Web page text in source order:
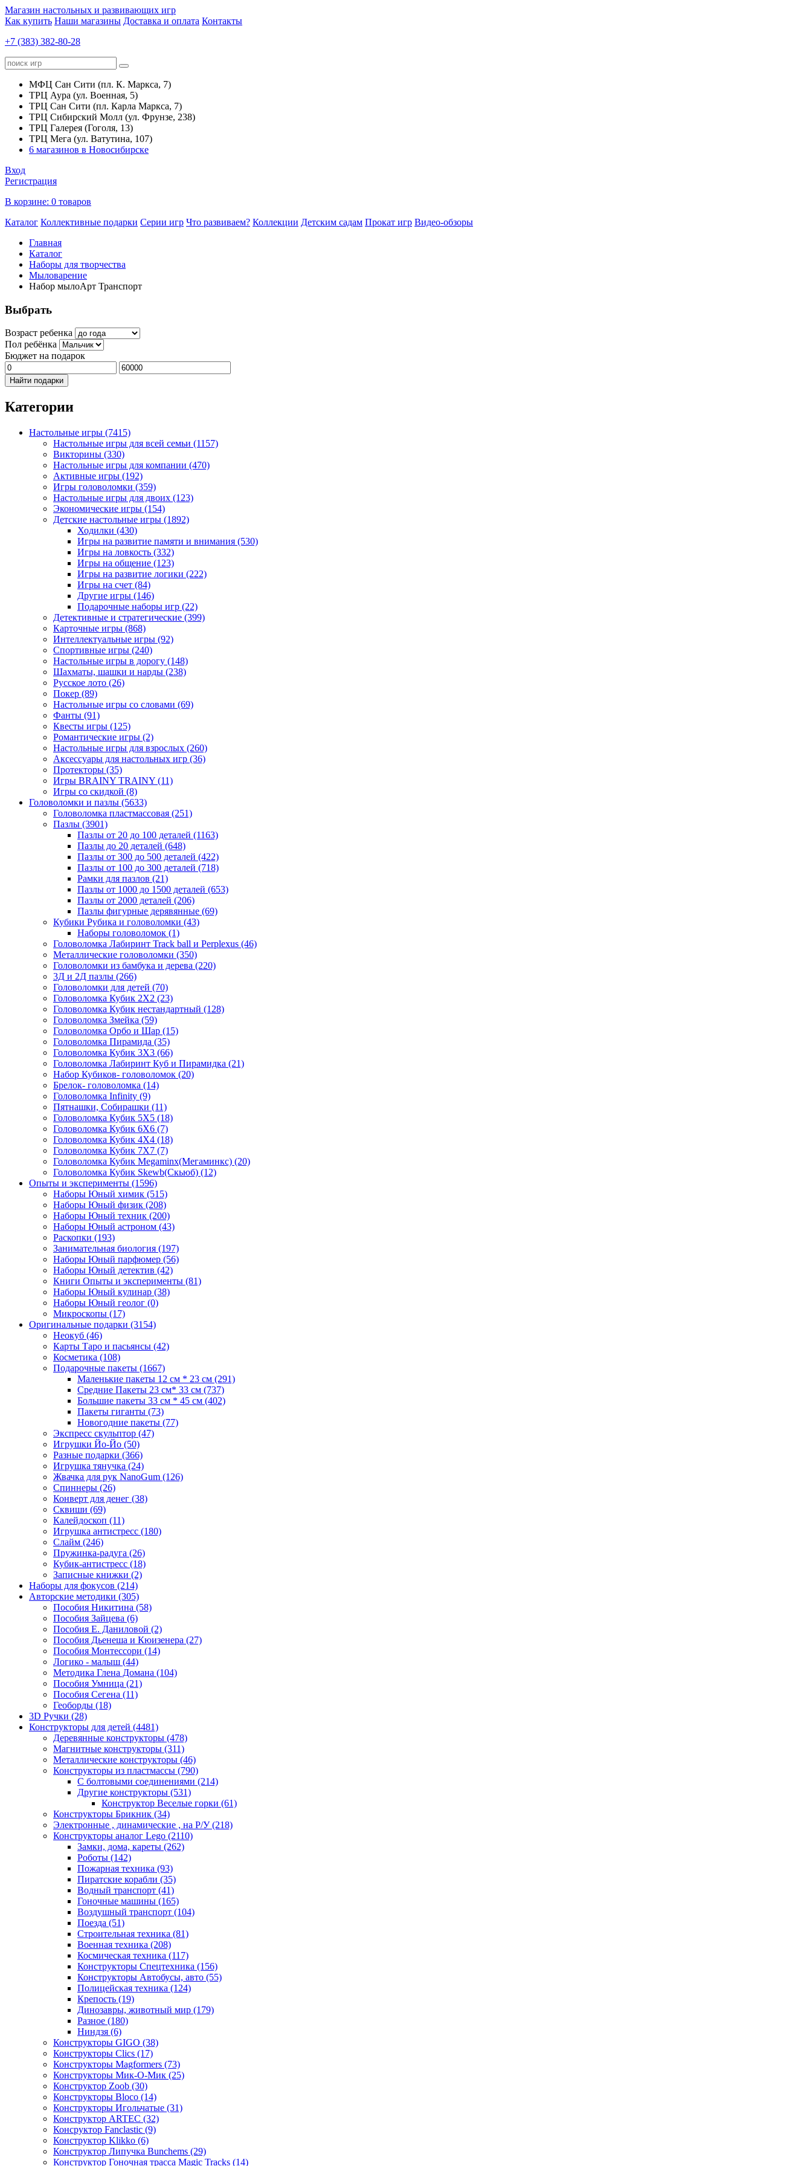
Магазин настольных и развивающих игр
Как купить Наши магазины Доставка и оплата Контакты
+7 (383) 382-80-28
МФЦ Сан Сити (пл. К. Маркса, 7)
ТРЦ Аура (ул. Военная, 5)
ТРЦ Сан Сити (пл. Карла Маркса, 7)
ТРЦ Сибирский Молл (ул. Фрунзе, 238)
ТРЦ Галерея (Гоголя, 13)
ТРЦ Мега (ул. Ватутина, 107)
6 магазинов в Новосибирске
Вход
Регистрация
В корзине: 0 товаров
Каталог Коллективные подарки Серии игр Что развиваем? Коллекции Детским садам Прокат игр Видео-обзоры
Главная
Каталог
Наборы для творчества
Мыловарение
Набор мылоАрт Транспорт
Выбрать
Возраст ребенка
Пол ребёнка
Бюджет на подарок
Найти подарки
Категории
Настольные игры (7415)
Настольные игры для всей семьи (1157)
Викторины (330)
Настольные игры для компании (470)
Активные игры (192)
Игры головоломки (359)
Настольные игры для двоих (123)
Экономические игры (154)
Детские настольные игры (1892)
Ходилки (430)
Игры на развитие памяти и внимания (530)
Игры на ловкость (332)
Игры на общение (123)
Игры на развитие логики (222)
Игры на счет (84)
Другие игры (146)
Подарочные наборы игр (22)
Детективные и стратегические (399)
Карточные игры (868)
Интеллектуальные игры (92)
Спортивные игры (240)
Настольные игры в дорогу (148)
Шахматы, шашки и нарды (238)
Русское лото (26)
Покер (89)
Настольные игры со словами (69)
Фанты (91)
Квесты игры (125)
Романтические игры (2)
Настольные игры для взрослых (260)
Аксессуары для настольных игр (36)
Протекторы (35)
Игры BRAINY TRAINY (11)
Игры со скидкой (8)
Головоломки и пазлы (5633)
Головоломка пластмассовая (251)
Пазлы (3901)
Пазлы от 20 до 100 деталей (1163)
Пазлы до 20 деталей (648)
Пазлы от 300 до 500 деталей (422)
Пазлы от 100 до 300 деталей (718)
Рамки для пазлов (21)
Пазлы от 1000 до 1500 деталей (653)
Пазлы от 2000 деталей (206)
Пазлы фигурные дерявянные (69)
Кубики Рубика и головоломки (43)
Наборы головоломок (1)
Головоломка Лабиринт Track ball и Perplexus (46)
Металлические головоломки (350)
Головоломки из бамбука и дерева (220)
3Д и 2Д пазлы (266)
Головоломки для детей (70)
Головоломка Кубик 2Х2 (23)
Головоломка Кубик нестандартный (128)
Головоломка Змейка (59)
Головоломка Орбо и Шар (15)
Головоломка Пирамида (35)
Головоломка Кубик 3Х3 (66)
Головоломка Лабиринт Куб и Пирамидка (21)
Набор Кубиков- головоломок (20)
Брелок- головоломка (14)
Головоломка Infinity (9)
Пятнашки, Собирашки (11)
Головоломка Кубик 5Х5 (18)
Головоломка Кубик 6Х6 (7)
Головоломка Кубик 4Х4 (18)
Головоломка Кубик 7Х7 (7)
Головоломка Кубик Megaminx(Мегаминкс) (20)
Головоломка Кубик Skewb(Скьюб) (12)
Опыты и эксперименты (1596)
Наборы Юный химик (515)
Наборы Юный физик (208)
Наборы Юный техник (200)
Наборы Юный астроном (43)
Раскопки (193)
Занимательная биология (197)
Наборы Юный парфюмер (56)
Наборы Юный детектив (42)
Книги Опыты и эксперименты (81)
Наборы Юный кулинар (38)
Наборы Юный геолог (0)
Микроскопы (17)
Оригинальные подарки (3154)
Неокуб (46)
Карты Таро и пасьянсы (42)
Косметика (108)
Подарочные пакеты (1667)
Маленькие пакеты 12 см * 23 см (291)
Средние Пакеты 23 см* 33 см (737)
Большие пакеты 33 см * 45 см (402)
Пакеты гиганты (73)
Новогодние пакеты (77)
Экспресс скульптор (47)
Игрушки Йо-Йо (50)
Разные подарки (366)
Игрушка тянучка (24)
Жвачка для рук NanoGum (126)
Спиннеры (26)
Конверт для денег (38)
Сквиши (69)
Калейдоскоп (11)
Игрушка антистресс (180)
Слайм (246)
Пружинка-радуга (26)
Кубик-антистресс (18)
Записные книжки (2)
Наборы для фокусов (214)
Авторские методики (305)
Пособия Никитина (58)
Пособия Зайцева (6)
Пособия Е. Даниловой (2)
Пособия Дьенеша и Кюизенера (27)
Пособия Монтессори (14)
Логико - малыш (44)
Методика Глена Домана (104)
Пособия Умница (21)
Пособия Сегена (11)
Геоборды (18)
3D Ручки (28)
Конструкторы для детей (4481)
Деревянные конструкторы (478)
Магнитные конструкторы (311)
Металлические конструкторы (46)
Конструкторы из пластмассы (790)
С болтовыми соединениями (214)
Другие конструкторы (531)
Конструктор Веселые горки (61)
Конструкторы Брикник (34)
Электронные , динамические , на Р/У(218)
Конструкторы аналог Lego (2110)
Замки, дома, кареты (262)
Роботы (142)
Пожарная техника (93)
Пиратские корабли (35)
Водный транспорт (41)
Гоночные машины (165)
Воздушный транспорт (104)
Поезда (51)
Строительная техника (81)
Военная техника (208)
Космическая техника (117)
Конструкторы Спецтехника (156)
Конструкторы Автобусы, авто (55)
Полицейская техника (124)
Крепость (19)
Динозавры, животный мир (179)
Разное (180)
Ниндзя (6)
Конструкторы GIGO (38)
Конструкторы Clics (17)
Конструкторы Magformers (73)
Конструкторы Мик-О-Мик (25)
Конструктор Zoob (30)
Конструкторы Bloco (14)
Конструкторы Игольчатые (31)
Конструктор ARTEC (32)
Консруктор Fanclastic (9)
Конструктор Klikko (6)
Конструктор Липучка Bunchems (29)
Конструктор Гоночная трасса Magic Tracks (14)